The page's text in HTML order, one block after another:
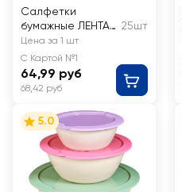
Салфетки
бумажные ЛЕНТА
2 слоя белые
33x33см
25шт
Цена за 1 шт
С Картой №1
64,99 руб
68,42 руб
5.0